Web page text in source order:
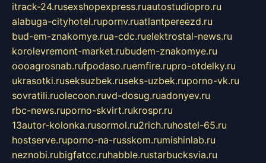
itrack-24.rusexshopexpress.ruautostudiopro.ru
alabuga-cityhotel.rupornv.ruatlantpereezd.ru
bud-em-znakomye.rua-cdc.ruelektrostal-news.ru
korolevremont-market.rubudem-znakomye.ru
oooagrosnab.rufpodaso.ruemfire.rupro-otdelky.ru
ukrasotki.ruseksuzbek.ruseks-uzbek.ruporno-vk.ru
sovratili.ruolecoon.ruvd-dosug.ruadonyev.ru
rbc-news.ruporno-skvirt.rukrospr.ru
13autor-kolonka.rusormol.ru2rich.ruhostel-65.ru
hostserve.ruporno-na-russkom.rumishinlab.ru
neznobi.rubigfatcc.ruhabble.rustarbucksvia.ru